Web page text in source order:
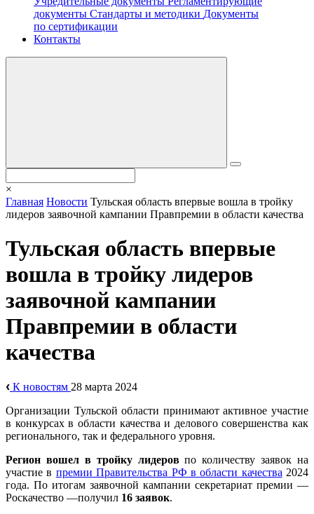
документы Стандарты и методики Документы
по сертификации
Контакты
×
Главная Новости Тульская область впервые вошла в тройку
лидеров заявочной кампании Правпремии в области качества
Тульская область впервые
вошла в тройку лидеров
заявочной кампании
Правпремии в области
качества
К новостям 28 марта 2024
Организации Тульской области принимают активное участие
в конкурсах в области качества и делового совершенства как
регионального, так и федерального уровня.
Регион вошел в тройку лидеровпо количеству заявок на
участие в премии Правительства РФ в области качества 2024
года. По итогам заявочной кампании секретариат премии —
Роскачество —получил 16 заявок.